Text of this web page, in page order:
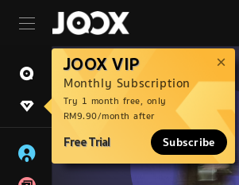
JOOX VIP
Monthly Subscription
Try 1 month free, only
RM9.90/month after
Free Trial Subscribe